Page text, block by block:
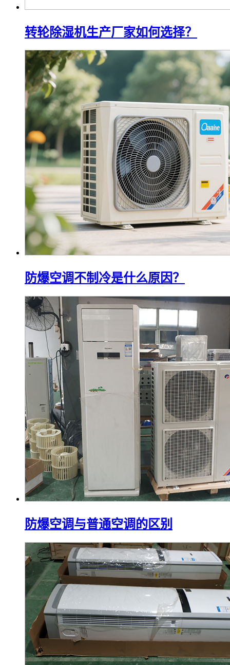
转轮除湿机生产厂家如何选择？
防爆空调不制冷是什么原因？
防爆空调与普通空调的区别